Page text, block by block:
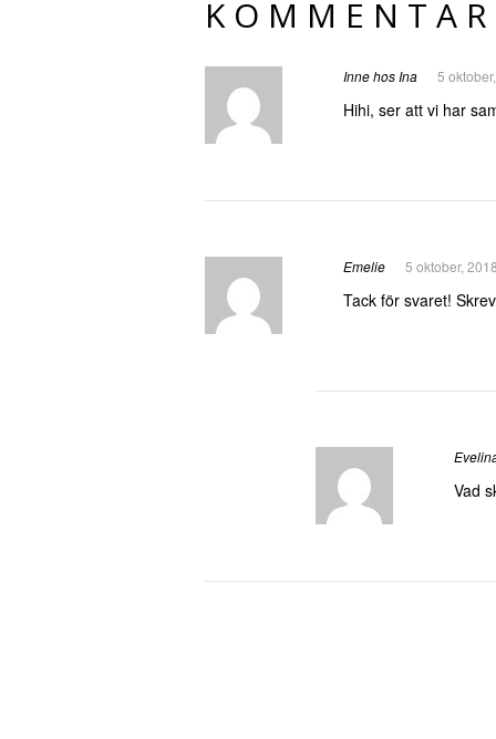
Inne hos Ina 5
Hihi, ser att vi har
Emelie 5 oktober,
Tack för svaret!
Vad